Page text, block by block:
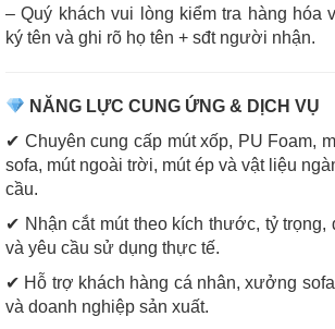
– Quý khách vui lòng kiểm tra hàng hóa
ký tên và ghi rõ họ tên + sđt người nhận.
NĂNG LỰC CUNG ỨNG & DỊCH VỤ
✔ Chuyên cung cấp mút xốp, PU Foam,
sofa, mút ngoài trời, mút ép và vật liệu
cầu.
✔ Nhận cắt mút theo kích thước, tỷ trọng,
và yêu cầu sử dụng thực tế.
✔ Hỗ trợ khách hàng cá nhân, xưởng
và doanh nghiệp sản xuất.